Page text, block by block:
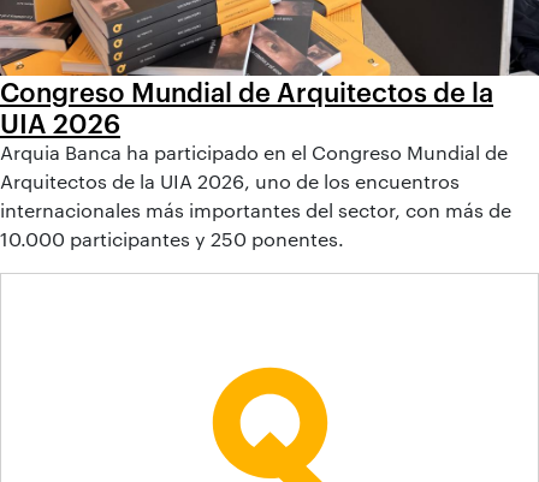
Congreso Mundial de Arquitectos de la
UIA 2026
Arquia Banca ha participado en el Congreso Mundial de
Arquitectos de la UIA 2026, uno de los encuentros
internacionales más importantes del sector, con más de
10.000 participantes y 250 ponentes.